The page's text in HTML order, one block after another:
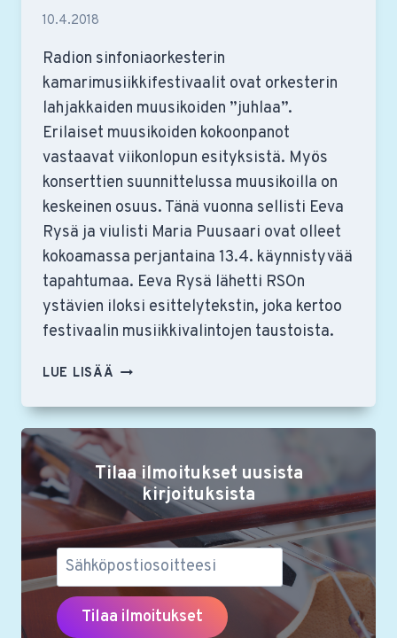
10.4.2018
Radion sinfoniaorkesterin
kamarimusiikkifestivaalit ovat orkesterin
lahjakkaiden muusikoiden ”juhlaa”.
Erilaiset muusikoiden kokoonpanot
vastaavat viikonlopun esityksistä. Myös
konserttien suunnittelussa muusikoilla on
keskeinen osuus. Tänä vuonna sellisti Eeva
Rysä ja viulisti Maria Puusaari ovat olleet
kokoamassa perjantaina 13.4. käynnistyvää
tapahtumaa. Eeva Rysä lähetti RSOn
ystävien iloksi esittelytekstin, joka kertoo
festivaalin musiikkivalintojen taustoista.
LUE LISÄÄ AURINKO
IDÄSTÄ
–
RSO:N
KAMARIMUSIIKKIFESTIVAALIN
TAUSTAA
Tilaa ilmoitukset uusista
kirjoituksista